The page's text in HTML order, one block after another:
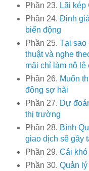
Phần 23. Lãi kép
Phần 24. Định
biến động
Phần 25. Tại sao
thuật và nghe
mãi chỉ làm nô
Phần 26. Muốn
đông sợ hãi
Phần 27. Dự
thị trường
Phần 28. Bình
giao dịch sẽ gây
Phần 29. Cái
Phần 30. Quản